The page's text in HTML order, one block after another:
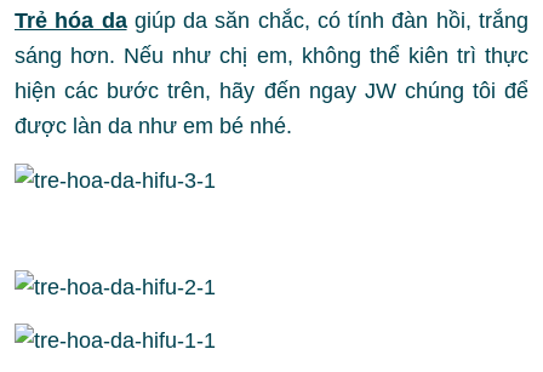
Trẻ hóa dagiúp da săn chắc, có tính đàn hồi, trắng
sáng hơn. Nếu như chị em, không thể kiên trì thực
hiện các bước trên, hãy đến ngay JW chúng tôi để
được làn da như em bé nhé.